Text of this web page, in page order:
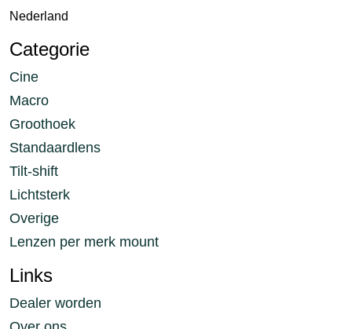
Nederland
Categorie
Cine
Macro
Groothoek
Standaardlens
Tilt-shift
Lichtsterk
Overige
Lenzen per merk mount
Links
Dealer worden